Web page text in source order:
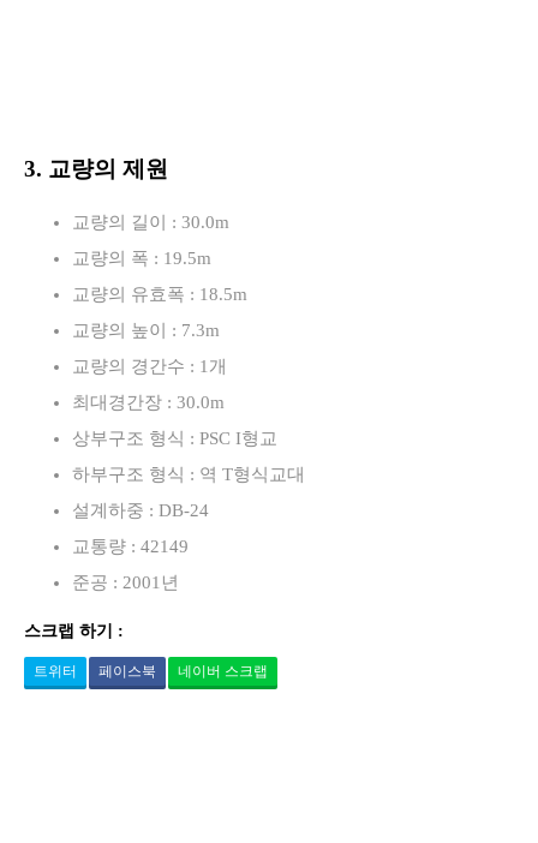
3. 교량의 제원
교량의 길이 : 30.0m
교량의 폭 : 19.5m
교량의 유효폭 : 18.5m
교량의 높이 : 7.3m
교량의 경간수 : 1개
최대경간장 : 30.0m
상부구조 형식 : PSC I형교
하부구조 형식 : 역 T형식교대
설계하중 : DB-24
교통량 : 42149
준공 : 2001년
스크랩 하기 :
트위터 페이스북 네이버 스크랩